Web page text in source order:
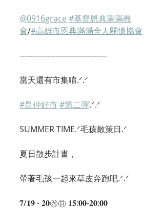
@0916grace #基督恩典滿滿教
會/#高雄市恩典滿滿全人關懷協會
----------------------------------
當天還有市集唷.ᐟ.ᐟ
#昆仲好市#第二彈.ᐟ.ᐟ
SUMMER TIME.ᐟ毛孩散策日.ᐟ
夏日散步計畫，
帶著毛孩一起來草皮奔跑吧.ᐟ.ᐟ
𝟕/𝟏𝟗 - 𝟐𝟎㊅㊐ 𝟏𝟓:𝟎𝟎-𝟐𝟎:𝟎𝟎